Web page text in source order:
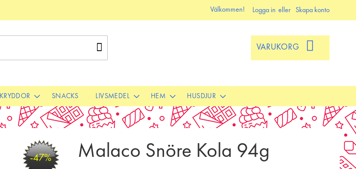
Välkommen! Logga in Skapa konto
VARUKORG
KRYDDOR SNACKS LIVSMEDEL HEM HUSDJUR
-47% Malaco Snöre Kola 94g